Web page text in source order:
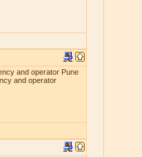
and operator Pune
and operator